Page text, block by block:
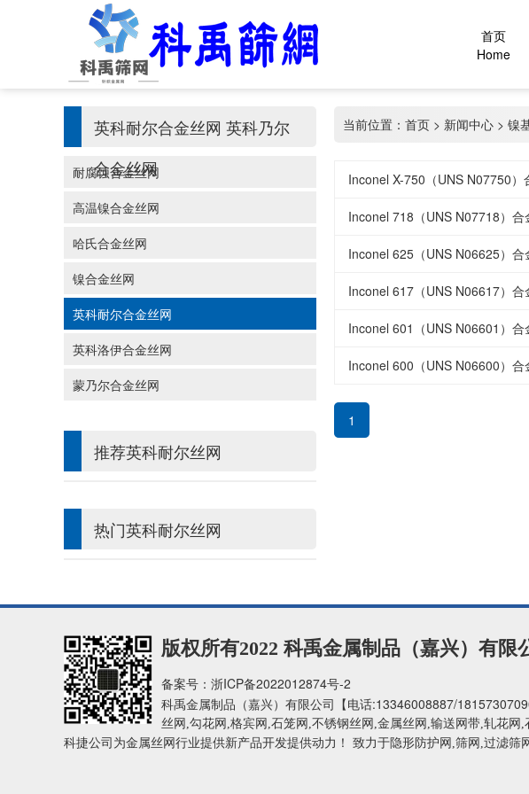
首页
Home
英科耐尔合金丝网 英科乃尔
合金丝网
耐腐蚀合金丝网
高温镍合金丝网
哈氏合金丝网
镍合金丝网
英科耐尔合金丝网
英科洛伊合金丝网
蒙乃尔合金丝网
推荐英科耐尔丝网
热门英科耐尔丝网
当前位置： 首页 > 新闻中心 > 镍
‌Inconel X-750（UNS N07750）
Inconel 718（UNS N07718）合
‌Inconel 625（UNS N06625）合
‌Inconel 617（UNS N06617）合
Inconel 601（UNS N06601）合
Inconel 600（UNS N06600）合
1
版权所有2022 科禹金属制品（嘉兴）有限
备案号： 浙ICP备2022012874号-2
科禹金属制品（嘉兴）有限公司 【电话:13346008887/
丝网,勾花网,格宾网,石笼网,不锈钢丝网,金属丝网,输送网带,轧花网,
科捷公司为金属丝网行业提供新产品开发提供动力！ 致力于隐形防护网,筛网,过滤